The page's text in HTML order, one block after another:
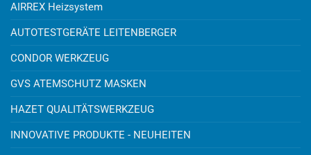
AIRREX Heizsystem
AUTOTESTGERÄTE LEITENBERGER
CONDOR WERKZEUG
GVS ATEMSCHUTZ MASKEN
HAZET QUALITÄTSWERKZEUG
INNOVATIVE PRODUKTE - NEUHEITEN